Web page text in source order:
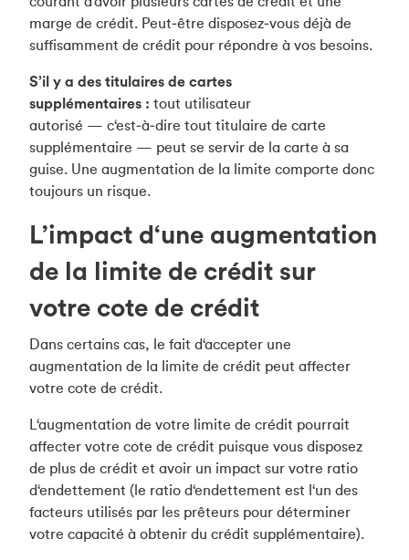
marge de crédit. Peut‑être disposez‑vous déjà de
suffisamment de crédit pour répondre à vos besoins.
S’il y a des titulaires de cartes
supplémentaires : tout utilisateur
autorisé — c‘est‑à‑dire tout titulaire de carte
supplémentaire — peut se servir de la carte à sa
guise. Une augmentation de la limite comporte donc
toujours un risque.
L’impact d‘une augmentation
de la limite de crédit sur
votre cote de crédit
Dans certains cas, le fait d‘accepter une
augmentation de la limite de crédit peut affecter
votre cote de crédit.
L‘augmentation de votre limite de crédit pourrait
affecter votre cote de crédit puisque vous disposez
de plus de crédit et avoir un impact sur votre ratio
d‘endettement (le ratio d‘endettement est l‘un des
facteurs utilisés par les prêteurs pour déterminer
votre capacité à obtenir du crédit supplémentaire).